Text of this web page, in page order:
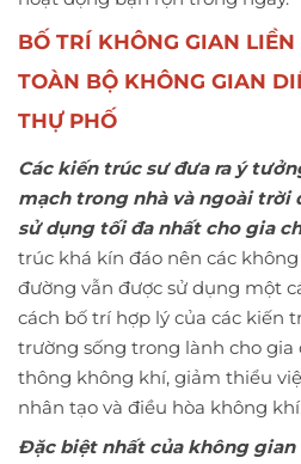
BỐ TRÍ KHÔNG GIAN
TOÀN BỘ KHÔNG GIAN
THỰ PHỐ
Các kiến trúc sư đưa ra ý
mạch trong nhà và ngoài trời
sử dụng tối đa nhất cho gia
trúc khá kín đáo nên các
đường vẫn được sử dụng một
cách bố trí hợp lý của các kiến
trường sống trong lành cho gia
thông không khí, giảm thiểu
nhân tạo và điều hòa không
Đặc biệt nhất của không